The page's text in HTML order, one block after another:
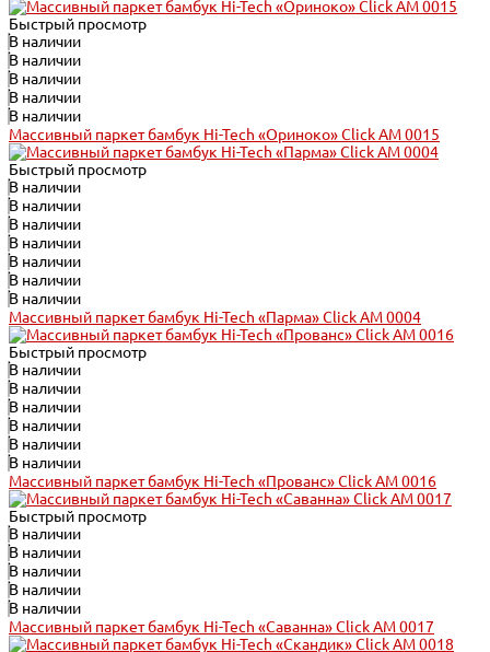
Быстрый просмотр
В наличии
В наличии
В наличии
В наличии
В наличии
Массивный паркет бамбук Hi-Tech «Ориноко» Click АМ 0015
Быстрый просмотр
В наличии
В наличии
В наличии
В наличии
В наличии
В наличии
В наличии
Массивный паркет бамбук Hi-Tech «Парма» Click АМ 0004
Быстрый просмотр
В наличии
В наличии
В наличии
В наличии
В наличии
В наличии
Массивный паркет бамбук Hi-Tech «Прованс» Click АМ 0016
Быстрый просмотр
В наличии
В наличии
В наличии
В наличии
В наличии
Массивный паркет бамбук Hi-Tech «Саванна» Click АМ 0017